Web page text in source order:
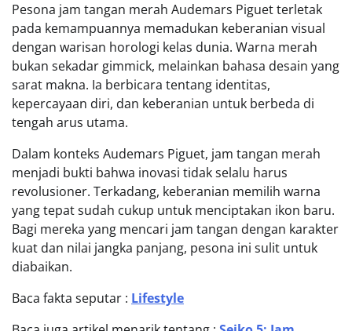
Pesona jam tangan merah Audemars Piguet terletak
pada kemampuannya memadukan keberanian visual
dengan warisan horologi kelas dunia. Warna merah
bukan sekadar gimmick, melainkan bahasa desain yang
sarat makna. Ia berbicara tentang identitas,
kepercayaan diri, dan keberanian untuk berbeda di
tengah arus utama.
Dalam konteks Audemars Piguet, jam tangan merah
menjadi bukti bahwa inovasi tidak selalu harus
revolusioner. Terkadang, keberanian memilih warna
yang tepat sudah cukup untuk menciptakan ikon baru.
Bagi mereka yang mencari jam tangan dengan karakter
kuat dan nilai jangka panjang, pesona ini sulit untuk
diabaikan.
Baca fakta seputar : Lifestyle